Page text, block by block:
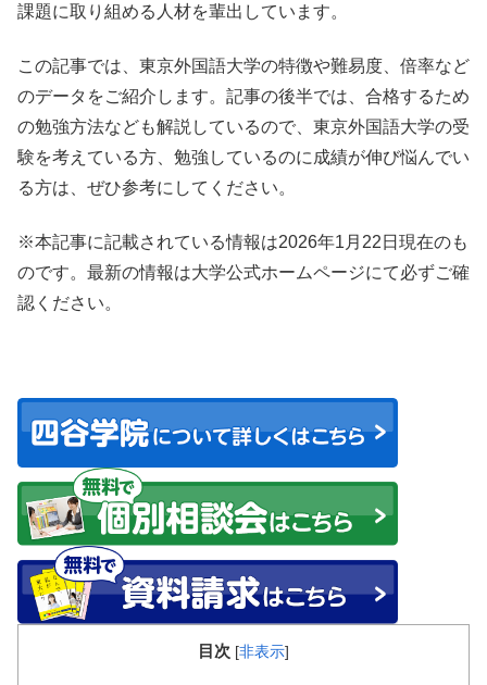
課題に取り組める人材を輩出しています。
この記事では、東京外国語大学の特徴や難易度、倍率など
のデータをご紹介します。記事の後半では、合格するため
の勉強方法なども解説しているので、東京外国語大学の受
験を考えている方、勉強しているのに成績が伸び悩んでい
る方は、ぜひ参考にしてください。
※本記事に記載されている情報は2026年1月22日現在のも
のです。最新の情報は大学公式ホームページにて必ずご確
認ください。
目次 [非表示]